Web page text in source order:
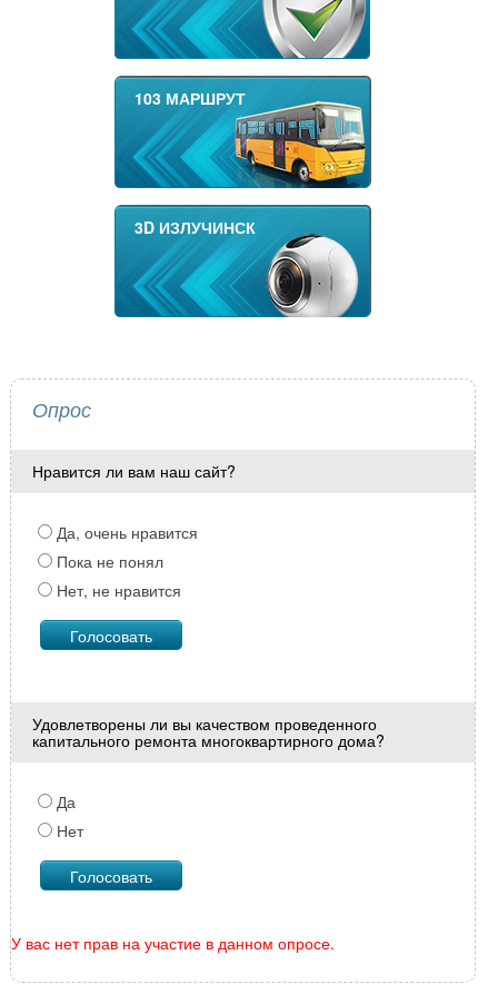
103 МАРШРУТ
3D ИЗЛУЧИНСК
Опрос
Нравится ли вам наш сайт?
Да, очень нравится
Пока не понял
Нет, не нравится
Удовлетворены ли вы качеством проведенного
капитального ремонта многоквартирного дома?
Да
Нет
У вас нет прав на участие в данном опросе.